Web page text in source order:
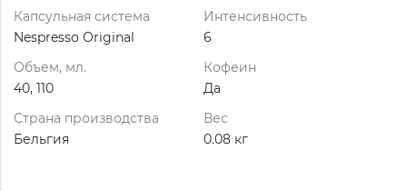
Капсульная система
Nespresso Original
Интенсивность
6
Объем, мл.
40, 110
Кофеин
Да
Страна производства
Бельгия
Вес
0.08 кг